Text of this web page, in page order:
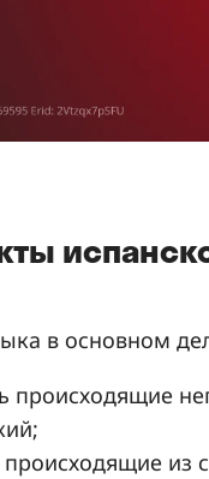
в основном
происходящие
из